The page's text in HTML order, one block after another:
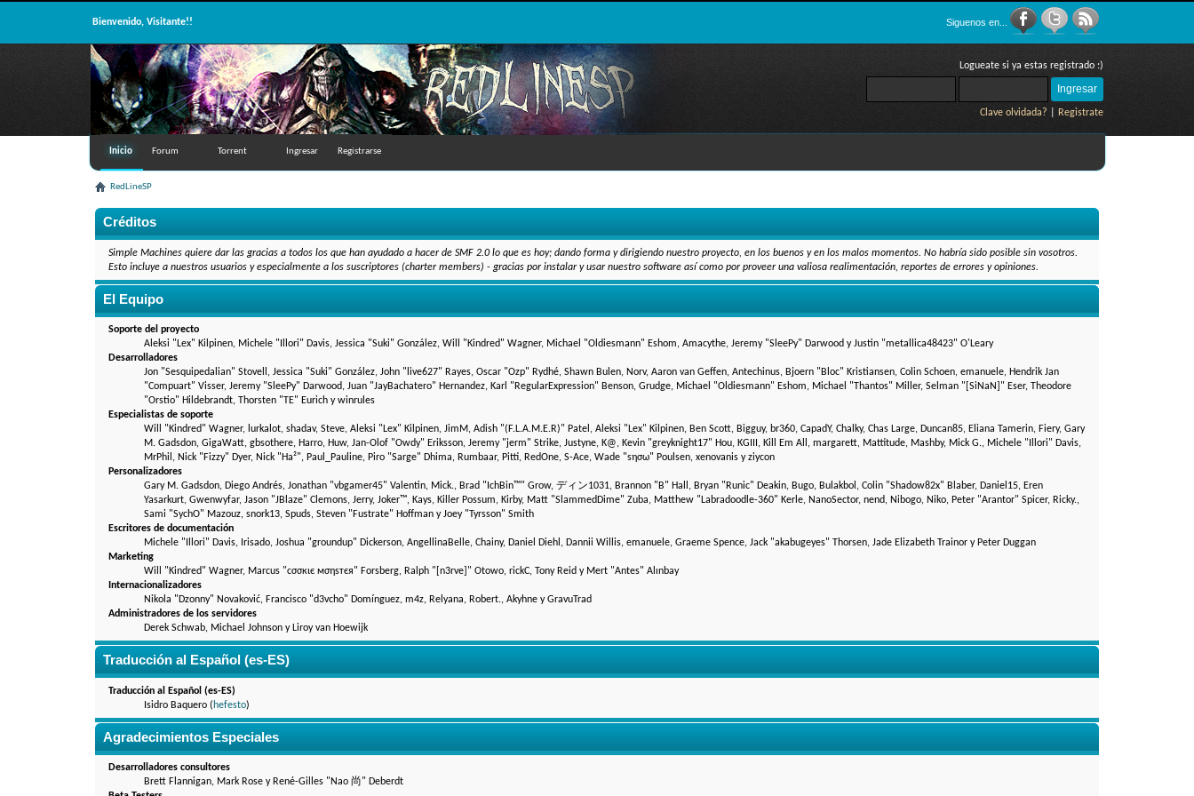
Bienvenido, Visitante!! Siguenos en...
Logueate si ya estas registrado :)
Clave olvidada? Registrate
Inicio Forum Torrent Ingresar Registrarse
RedLineSP
Créditos
Simple Machines quiere dar las gracias a todos los que han ayudado a hacer de SMF 2.0 lo que es hoy; dando forma y dirigiendo nuestro proyecto, en los buenos y en los malos momentos. No habría sido posible sin vosotros.
Esto incluye a nuestros usuarios y especialmente a los suscriptores (charter members) - gracias por instalar y usar nuestro software así como por proveer una valiosa realimentación, reportes de errores y opiniones.
El Equipo
Soporte del proyecto
Aleksi "Lex" Kilpinen, Michele "Illori" Davis, Jessica "Suki" González, Will "Kindred" Wagner, Michael "Oldiesmann" Eshom, Amacythe, Jeremy "SleePy" Darwood y Justin "metallica48423" O'Leary
Desarrolladores
Jon "Sesquipedalian" Stovell, Jessica "Suki" González, John "live627" Rayes, Oscar "Ozp" Rydhé, Shawn Bulen, Norv, Aaron van Geffen, Antechinus, Bjoern "Bloc" Kristiansen, Colin Schoen, emanuele, Hendrik Jan
"Compuart" Visser, Jeremy "SleePy" Darwood, Juan "JayBachatero" Hernandez, Karl "RegularExpression" Benson, Grudge, Michael "Oldiesmann" Eshom, Michael "Thantos" Miller, Selman "[SiNaN]" Eser, Theodore
"Orstio" Hildebrandt, Thorsten "TE" Eurich y winrules
Especialistas de soporte
Will "Kindred" Wagner, lurkalot, shadav, Steve, Aleksi "Lex" Kilpinen, JimM, Adish "(F.L.A.M.E.R)" Patel, Aleksi "Lex" Kilpinen, Ben Scott, Bigguy, br360, CapadY, Chalky, Chas Large, Duncan85, Eliana Tamerin, Fiery, Gary
M. Gadsdon, GigaWatt, gbsothere, Harro, Huw, Jan-Olof "Owdy" Eriksson, Jeremy "jerm" Strike, Justyne, K@, Kevin "greyknight17" Hou, KGIII, Kill Em All, margarett, Mattitude, Mashby, Mick G., Michele "Illori" Davis,
MrPhil, Nick "Fizzy" Dyer, Nick "Ha²", Paul_Pauline, Piro "Sarge" Dhima, Rumbaar, Pitti, RedOne, S-Ace, Wade "sησω" Poulsen, xenovanis y ziycon
Personalizadores
Gary M. Gadsdon, Diego Andrés, Jonathan "vbgamer45" Valentin, Mick., Brad "IchBin™" Grow, ディン1031, Brannon "B" Hall, Bryan "Runic" Deakin, Bugo, Bulakbol, Colin "Shadow82x" Blaber, Daniel15, Eren
Yasarkurt, Gwenwyfar, Jason "JBlaze" Clemons, Jerry, Joker™, Kays, Killer Possum, Kirby, Matt "SlammedDime" Zuba, Matthew "Labradoodle-360" Kerle, NanoSector, nend, Nibogo, Niko, Peter "Arantor" Spicer, Ricky.,
Sami "SychO" Mazouz, snork13, Spuds, Steven "Fustrate" Hoffman y Joey "Tyrsson" Smith
Escritores de documentación
Michele "Illori" Davis, Irisado, Joshua "groundup" Dickerson, AngellinaBelle, Chainy, Daniel Diehl, Dannii Willis, emanuele, Graeme Spence, Jack "akabugeyes" Thorsen, Jade Elizabeth Trainor y Peter Duggan
Marketing
Will "Kindred" Wagner, Marcus "cσσкιє мσηѕтєя" Forsberg, Ralph "[n3rve]" Otowo, rickC, Tony Reid y Mert "Antes" Alınbay
Internacionalizadores
Nikola "Dzonny" Novaković, Francisco "d3vcho" Domínguez, m4z, Relyana, Robert., Akyhne y GravuTrad
Administradores de los servidores
Derek Schwab, Michael Johnson y Liroy van Hoewijk
Traducción al Español (es-ES)
Traducción al Español (es-ES)
Isidro Baquero ( hefesto)
Agradecimientos Especiales
Desarrolladores consultores
Brett Flannigan, Mark Rose y René-Gilles "Nao 尚" Deberdt